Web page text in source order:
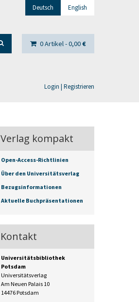
Deutsch English
0 Artikel -0,00€
Login | Registrieren
Verlag kompakt
Open-Access-Richtlinien
Über den Universitätsverlag
Bezugsinformationen
Aktuelle Buchpräsentationen
Kontakt
Universitätsbibliothek
Potsdam
Universitätsverlag
Am Neuen Palais 10
14476 Potsdam